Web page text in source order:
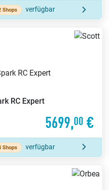
Shops verfügbar
RC Expert
5699,00 €
Shops verfügbar